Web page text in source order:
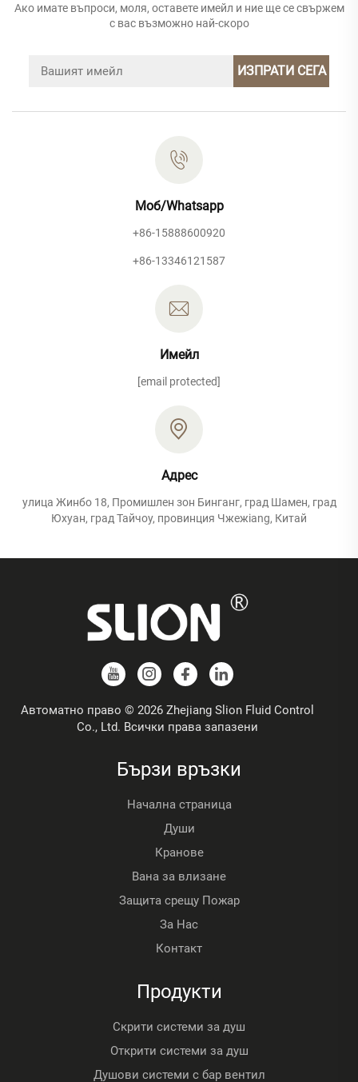
Ако имате въпроси, моля, оставете имейл и ние ще се свържем
с вас възможно най-скоро
ИЗПРАТИ СЕГА
Моб/Whatsapp
+86-15888600920
+86-13346121587
Имейл
[email protected]
Адрес
улица Жинбо 18, Промишлен зон Бинганг, град Шамен, град
Юхуан, град Тайчоу, провинция Чжежiang, Китай
Автоматно право © 2026 Zhejiang Slion Fluid Control
Co., Ltd. Всички права запазени
Бързи връзки
Начална страница
Души
Кранове
Вана за влизане
Защита срещу Пожар
За Нас
Контакт
Продукти
Скрити системи за душ
Открити системи за душ
Душови системи с бар вентил